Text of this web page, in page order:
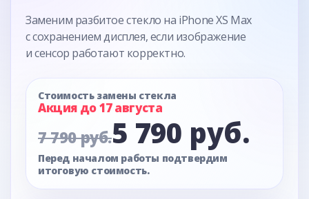
Заменим разбитое стекло на iPhone XS Max
с сохранением дисплея, если изображение
и сенсор работают корректно.
Стоимость замены стекла
Акция до 17 августа
7 790 руб.5 790 руб.
Перед началом работы подтвердим
итоговую стоимость.